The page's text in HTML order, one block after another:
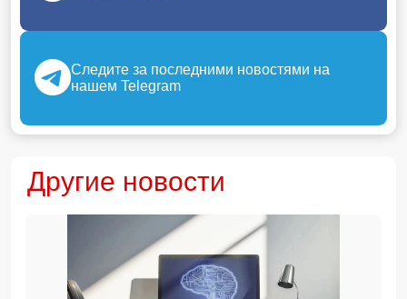
Следите за последними новостями на
нашем Telegram
Другие новости